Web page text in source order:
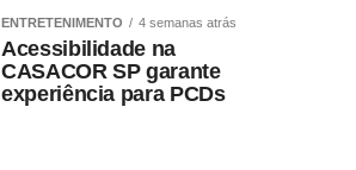
ENTRETENIMENTO 4 semanas atrás
Acessibilidade na
CASACOR SP garante
experiência para PCDs